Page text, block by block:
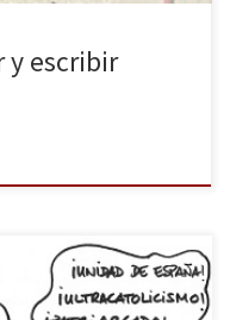
y escribir